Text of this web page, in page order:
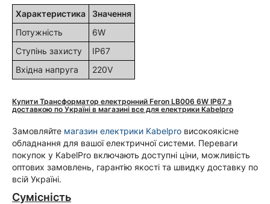
Характеристика
Значення
Потужність
6W
Ступінь захисту
IP67
Вхідна напруга
220V
Купити Трансформатор електронний Feron LB006 6W IP67 з
доставкою по Україні в магазині все для електрики Kabelpro
Замовляйте магазин електрики Kabelpro високоякісне
обладнання для вашої електричної системи. Переваги
покупок у KabelPro включають доступні ціни, можливість
оптових замовлень, гарантію якості та швидку доставку по
всій Україні.
Сумісність